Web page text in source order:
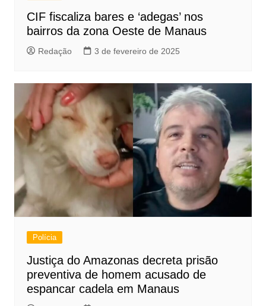
CIF fiscaliza bares e ‘adegas’ nos
bairros da zona Oeste de Manaus
Redação 3 de fevereiro de 2025
Polícia
Justiça do Amazonas decreta prisão
preventiva de homem acusado de
espancar cadela em Manaus